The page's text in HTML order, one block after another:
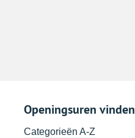
Openingsuren vinden
Categorieën A-Z